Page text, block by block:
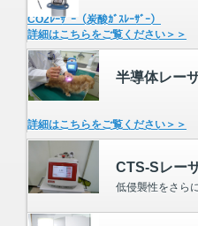
CO2ﾚｰｻﾞｰ（炭酸ｶﾞｽﾚｰｻﾞｰ）
詳細はこちらをご覧ください＞＞
半導体レー
詳細はこちらをご覧ください＞＞
CTS-Sレー
低侵襲性をさら